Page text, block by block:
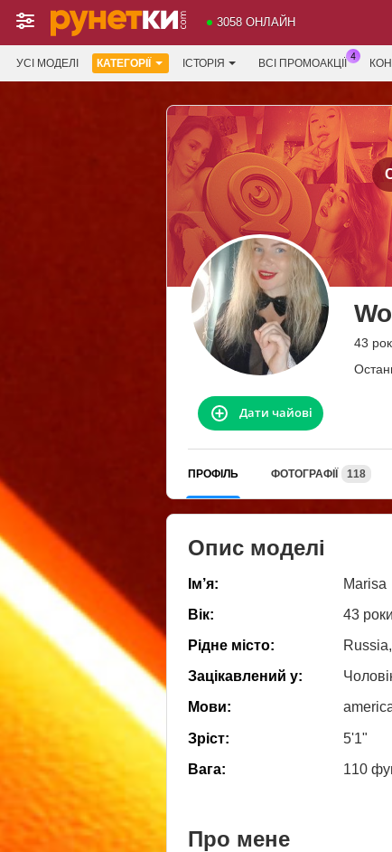
3058 ОНЛАЙН
УСІ МОДЕЛІ КАТЕГОРІЇ ІСТОРІЯ ВСІ ПРОМОАКЦІЇ
43
Дати чайові
ПРОФІЛЬ ФОТОГРАФІЇ 118
Опис моделі
Ім’я:
Marisa
Вік:
43 роки
Рідне місто:
Зацікавлений у:
Мови:
Зріст:
5'1"
Вага:
110
Про мене